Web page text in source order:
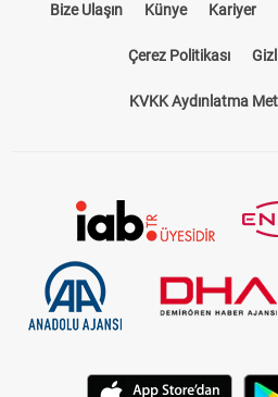
Bize Ulaşın Künye Kariyer
Çerez Politikası
KVKK Aydınlatma